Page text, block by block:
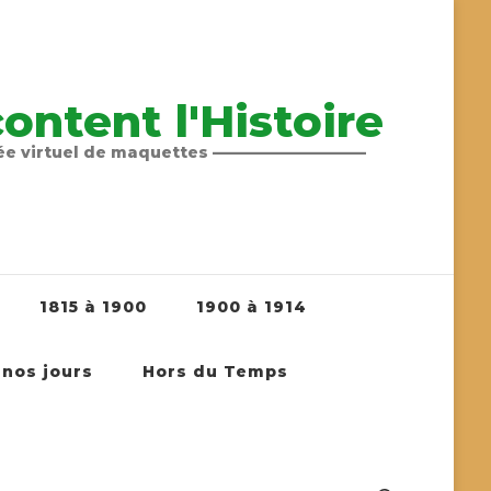
l'Histoire
virtuel de maquettes ——————————
1815 à 1900 1900 à 1914
nos jours Hors du Temps